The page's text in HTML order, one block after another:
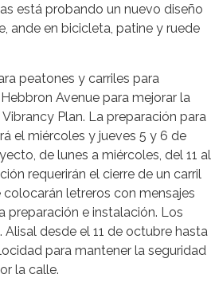
está probando un nuevo diseño
ande en bicicleta, patine y ruede
peatones y carriles para
Avenue para mejorar la
Plan. La preparación para
el miércoles y jueves 5 y 6 de
de lunes a miércoles, del 11 al
requerirán el cierre de un carril
letreros con mensajes
preparación e instalación. Los
desde el 11 de octubre hasta
para mantener la seguridad
la calle.